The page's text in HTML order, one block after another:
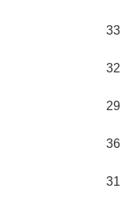
33
32
29
36
31